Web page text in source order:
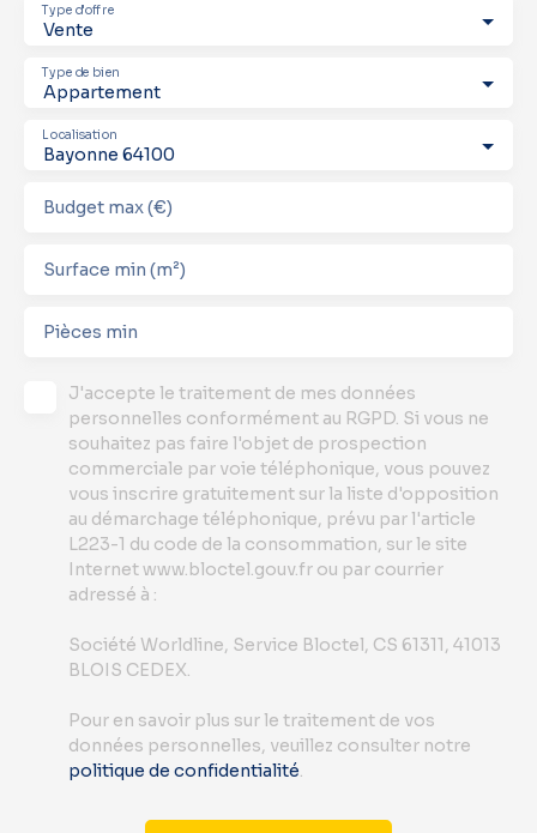
Vente
Type d'offre
Appartement
Type de bien
Bayonne 64100
Localisation
Budget max (€)
Surface min (m²)
Pièces min
J'accepte le traitement de mes données
personnelles conformément au RGPD. Si vous ne
souhaitez pas faire l'objet de prospection
commerciale par voie téléphonique, vous pouvez
vous inscrire gratuitement sur la liste d'opposition
au démarchage téléphonique, prévu par l'article
L223-1 du code de la consommation, sur le site
Internet www.bloctel.gouv.fr ou par courrier
adressé à :
Société Worldline, Service Bloctel, CS 61311, 41013
BLOIS CEDEX.
Pour en savoir plus sur le traitement de vos
données personnelles, veuillez consulter notre
politique de confidentialité.